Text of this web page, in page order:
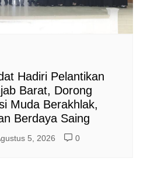
Hadiri Pelantikan
Barat, Dorong
Muda Berakhlak,
Berdaya Saing
5, 2026 0